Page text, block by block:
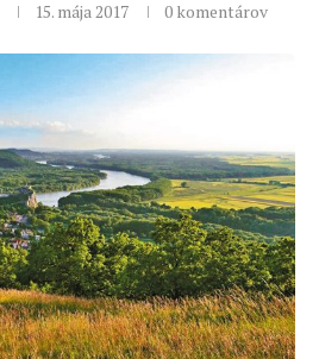
15. mája 2017 0 komentárov